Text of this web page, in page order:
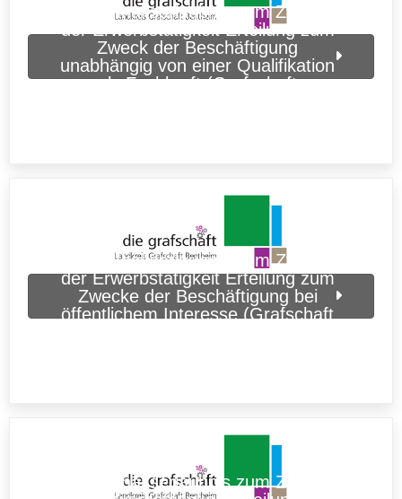
Aufenthaltserlaubnis zum Zweck
der Erwerbstätigkeit Erteilung zum
Zweck der Beschäftigung
unabhängig von einer Qualifikation
als Fachkraft (Grafschaft
Aufenthaltserlaubnis zum Zweck
der Erwerbstätigkeit Erteilung zum
Zwecke der Beschäftigung bei
öffentlichem Interesse (Grafschaft
Aufenthaltserlaubnis zum Zweck